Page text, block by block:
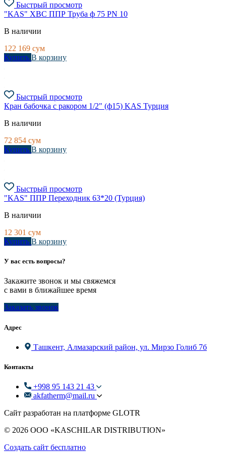
Быстрый просмотр
"KAS" ХВС ППР Труба ф 75 PN 10
В наличии
122 169 сум
Купить В корзину
Быстрый просмотр
Кран бабочка с ракором 1/2" (ф15) KAS Турция
В наличии
72 854 сум
Купить В корзину
Быстрый просмотр
"KAS" ППР Переходник 63*20 (Турция)
В наличии
12 301 сум
Купить В корзину
У вас есть вопросы?
Закажите звонок и мы свяжемся
с вами в ближайшее время
Заказать звонок
Адрес
Ташкент, Алмазарский район, ул. Мирзо Голиб 7б
Контакты
+998 95 143 21 43
akfatherm@mail.ru
Сайт разработан на платформе GLOTR
© 2026 ООО «KASCHILAR DISTRIBUTION»
Создать cайт бесплатно